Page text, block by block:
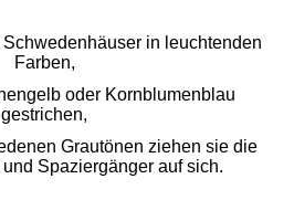
in leuchtenden
Farben,
oder Kornblumenblau
gestrichen,
Grautönen ziehen sie die
Spaziergänger auf sich.